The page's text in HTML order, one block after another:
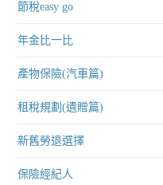
節稅easy go
年金比一比
產物保險(汽車篇)
租稅規劃(遺贈篇)
新舊勞退選擇
保險經紀人